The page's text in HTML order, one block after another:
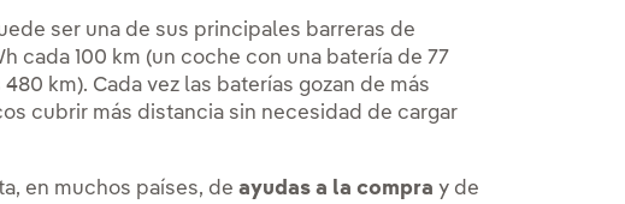
ser una de sus principales barreras de
cada 100 km (un coche con una batería de 77
km). Cada vez las baterías gozan de más
cubrir más distancia sin necesidad de cargar
en muchos países, deayudas a la compra y de